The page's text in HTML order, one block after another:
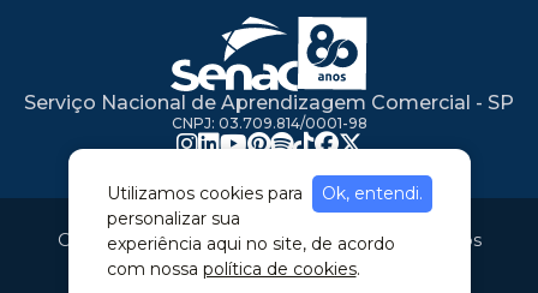
Serviço Nacional de Aprendizagem Comercial - SP
CNPJ: 03.709.814/0001-98
Copyright © 2020. Todos os direitos reservados
Ok, entendi.
Utilizamos cookies para
personalizar sua
experiência aqui no site, de acordo
com nossa política de cookies.